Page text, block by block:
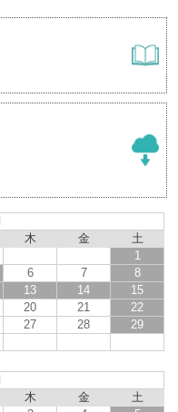
木 金
土
1
6 7
8
13 14
15
20 21
22
27 28
29
木 金
土